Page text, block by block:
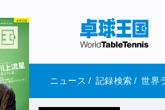
ニュース / 記録検索 / 世界